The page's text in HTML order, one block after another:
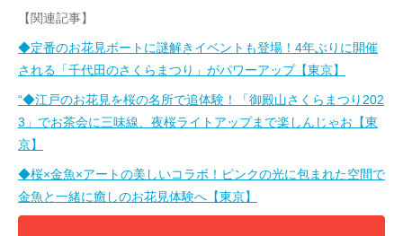
【関連記事】
◆定番のお花見ボートに謎解きイベントも登場！4年ぶりに開催
される「千代田のさくらまつり」がパワーアップ【東京】
“◆江戸のお花見を桜の名所で追体験！「御殿山さくらまつり202
3」でお茶会に三味線、夜桜ライトアップまで楽しんじゃお【東
京】
◆桜×金魚×アートの美しいコラボ！ピンクの光に包まれた空間で
金魚と一緒に癒しのお花見体験へ【東京】